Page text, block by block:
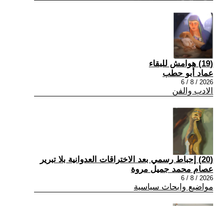
(19) هوامش للبقاء
عماد أبو حطب
2026 / 8 / 6
الادب والفن
(20) إحباط رسمي بعد الاختراقات العدوانية بلا تبرير
عصام محمد جميل مروة
2026 / 8 / 6
مواضيع وابحاث سياسية